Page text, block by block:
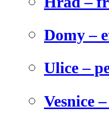
Domy –
Ulice –
Vesnice